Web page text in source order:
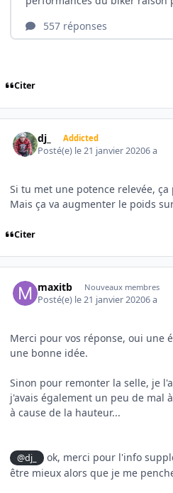
Citer
dj_ Addicted
Posté(e) le 21 janvier 20206 a
Si tu met une potence relevée,
Mais ça va augmenter le poids
Citer
maxitb Nouveaux membres
Posté(e) le 21 janvier 20206 a
Merci pour vos réponse, oui une
une bonne idée.
Sinon pour remonter la selle, je
j'avais également un peu de mal
à cause de la hauteur...
@dj_
ok, merci pour l'info
être mieux alors que je me